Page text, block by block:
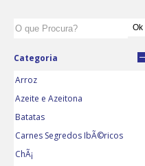
Categoria
Arroz
Azeite e Azeitona
Batatas
Carnes Segredos IbÃ©ricos
ChÃ¡